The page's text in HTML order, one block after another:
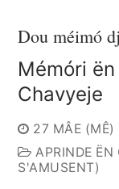
Dou méimó
Mémóri
Chavyeje
27 MÂE
APRINDE
S'AMUSENT)